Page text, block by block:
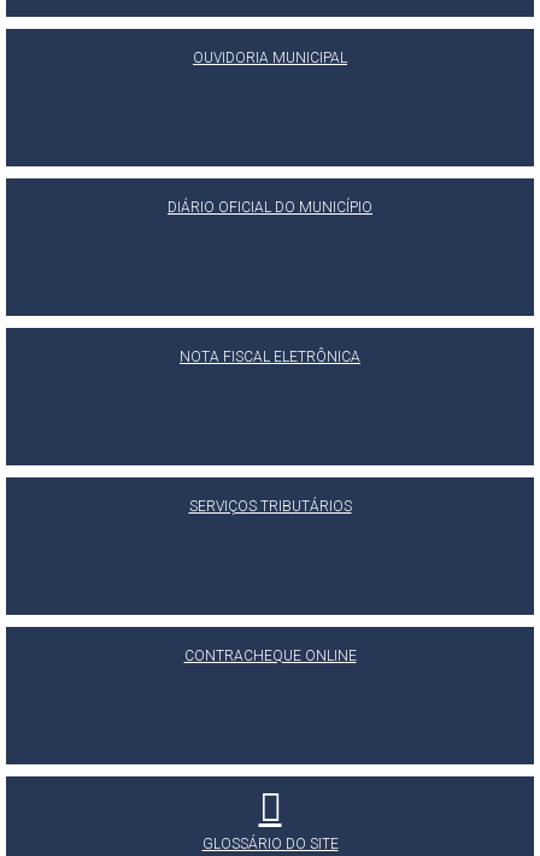
OUVIDORIA MUNICIPAL
DIÁRIO OFICIAL DO MUNICÍPIO
NOTA FISCAL ELETRÔNICA
SERVIÇOS TRIBUTÁRIOS
CONTRACHEQUE ONLINE
GLOSSÁRIO DO SITE